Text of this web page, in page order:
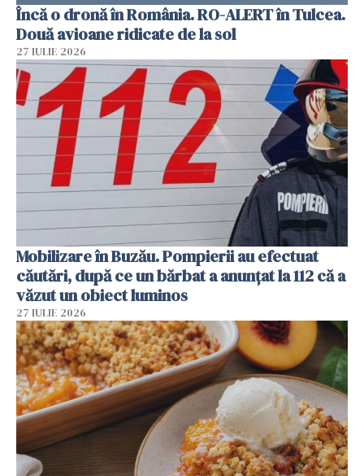
Încă o dronă în România. RO-ALERT în Tulcea.
Două avioane ridicate de la sol
27 IULIE 2026
Mobilizare în Buzău. Pompierii au efectuat
căutări, după ce un bărbat a anunțat la 112 că a
văzut un obiect luminos
27 IULIE 2026